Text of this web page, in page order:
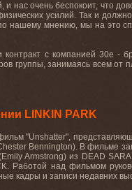
нас очень беспокоит, что
усилий. Так и
нашему мнению, мы на это
с компанией 30e -
группы, занимаясь всем
LINKIN PARK
"Unshatter",
Bennington). В фильме
Armstrong) из DEAD
Работой над фильмом
кадры и записи недавних